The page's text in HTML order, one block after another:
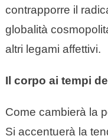
contrapporre il
globalità
altri legami affettivi.
Il corpo ai tempi
Come cambierà la
Si accentuerà la